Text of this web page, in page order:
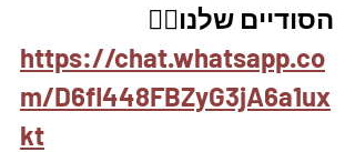
הסודיים שלנו👇🏼
https://chat.whatsapp.co
m/D6fl448FBZyG3jA6a1ux
kt